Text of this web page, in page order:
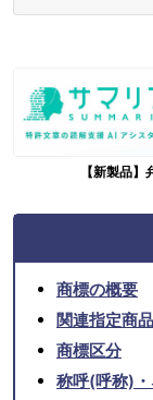
【新製品
商標の概要
関連指定商
商標区分
称呼(呼称)